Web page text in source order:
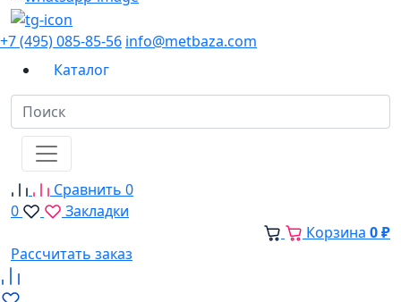
+7 (495) 085-85-56 info@metbaza.com
Каталог
Сравнить 0
0
Закладки
Корзина 0 ₽
Рассчитать заказ